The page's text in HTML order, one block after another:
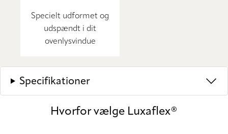
Specielt udformet og
udspændt i dit
ovenlysvindue
Specifikationer
Hvorfor vælge Luxaflex®